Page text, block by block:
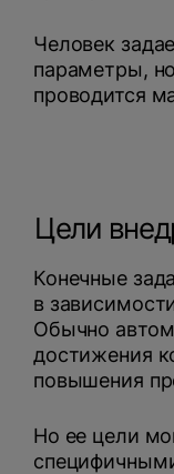
Человек
параметры,
проводится
Цели
Конечные
в
Обычно
достижения
повышения
Но ее цели